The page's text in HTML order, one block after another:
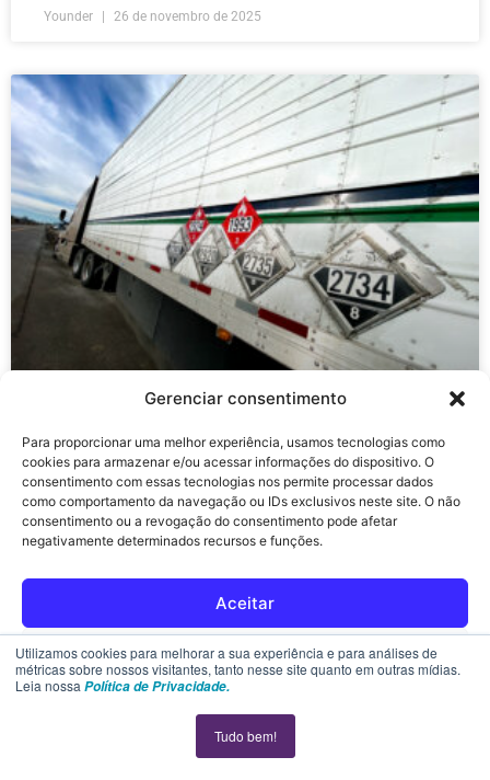
Utilizamos cookies para melhorar a sua experiência e para análises de
métricas sobre nossos visitantes, tanto nesse site quanto em outras mídias.
Leia nossa Política de Privacidade.
Tudo bem!
Gerenciar consentimento
Para proporcionar uma melhor experiência, usamos tecnologias como
cookies para armazenar e/ou acessar informações do dispositivo. O
consentimento com essas tecnologias nos permite processar dados
como comportamento da navegação ou IDs exclusivos neste site. O não
consentimento ou a revogação do consentimento pode afetar
negativamente determinados recursos e funções.
Aceitar
Rejeitar
Política de cookies Declaração de privacidade
Younder 26 de novembro de 2025
ANTT 5.998/2022: tudo que sua
operação precisa saber para
cumprir a Legislação
24 de novembro de 2025